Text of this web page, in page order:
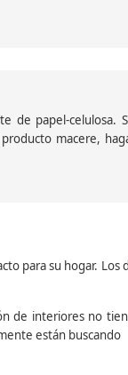
de papel-celulosa.
macere,
para su hogar.
de interiores no
están buscando